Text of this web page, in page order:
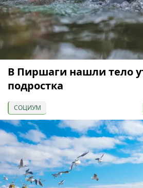
В Пиршаги нашли тело
подростка
СОЦИУМ